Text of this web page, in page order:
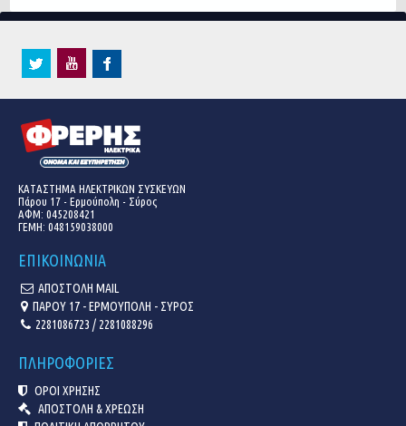
ΚΑΤΑΣΤΗΜΑ ΗΛΕΚΤΡΙΚΩΝ ΣΥΣΚΕΥΩΝ
Πάρου 17 - Ερμούπολη - Σύρος
ΑΦΜ: 045208421
ΓΕΜΗ: 048159038000
ΕΠΙΚΟΙΝΩΝΙΑ
ΑΠΟΣΤΟΛΗ MAIL
ΠΑΡΟΥ 17 - ΕΡΜΟΥΠΟΛΗ - ΣΥΡΟΣ
2281086723 / 2281088296
ΠΛΗΡΟΦΟΡΙΕΣ
ΟΡΟΙ ΧΡΗΣΗΣ
ΑΠΟΣΤΟΛΗ & ΧΡΕΩΣΗ